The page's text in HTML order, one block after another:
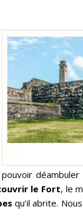
le Fort, le
qu’il abrite.